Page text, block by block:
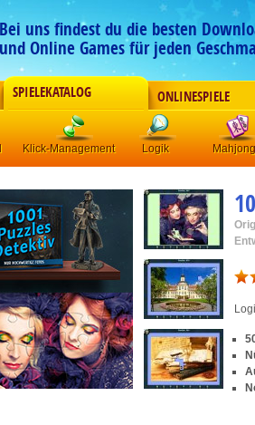
Bei uns findest du die besten
und Online Games für jeden
SPIELEKATALOG ONLINESPIELE
Klick-Management Logik Mahjong